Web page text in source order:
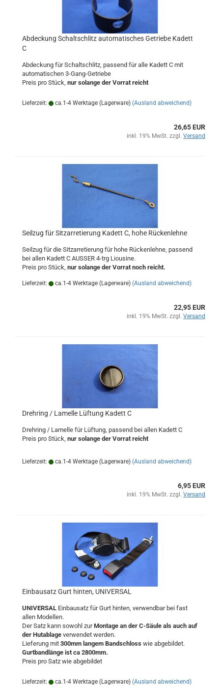
Abdeckung Schaltschlitz automatisches Getriebe Kadett
C
Abdeckung für Schaltschlitz, passend für alle Kadett C mit
automatischen 3-Gang-Getriebe
Preis pro Stück, nur solange der Vorrat reicht
Lieferzeit: ca.1-4 Werktage (Lagerware) (Ausland abweichend)
26,65 EUR
inkl. 19% MwSt. zzgl. Versand
Seilzug für Sitzarretierung Kadett C, hohe Rückenlehne
Seilzug für die Sitzarretierung für hohe Rückenlehne, passend
bei allen Kadett C AUSSER 4-trg Liousine.
Preis pro Stück, nur solange der Vorrat noch reicht.
Lieferzeit: ca.1-4 Werktage (Lagerware) (Ausland abweichend)
22,95 EUR
inkl. 19% MwSt. zzgl. Versand
Drehring / Lamelle Lüftung Kadett C
Drehring / Lamelle für Lüftung, passend bei allen Kadett C
Preis pro Stück, nur solange der Vorrat reicht
Lieferzeit: ca.1-4 Werktage (Lagerware) (Ausland abweichend)
6,95 EUR
inkl. 19% MwSt. zzgl. Versand
Einbausatz Gurt hinten, UNIVERSAL
UNIVERSAL Einbausatz für Gurt hinten, verwendbar bei fast
allen Modellen.
Der Satz kann sowohl zurMontage an der C-Säule als auch auf
der Hutablage verwendet werden.
Lieferung mit 300mm langem Bandschloss wie abgebildet.
Gurtbandlänge ist ca 2800mm.
Preis pro Satz wie abgebildet
Lieferzeit: ca.1-4 Werktage (Lagerware) (Ausland abweichend)